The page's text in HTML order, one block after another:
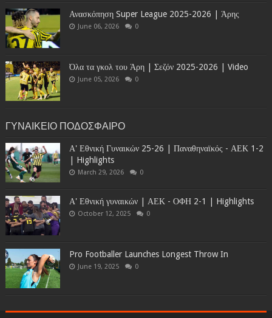
Ανασκόπηση Super League 2025-2026 | Άρης
June 06, 2026 0
Όλα τα γκολ του Άρη | Σεζόν 2025-2026 | Video
June 05, 2026 0
ΓΥΝΑΙΚΕΙΟ ΠΟΔΟΣΦΑΙΡΟ
Α' Εθνική Γυναικών 25-26 | Παναθηναϊκός - ΑΕΚ 1-2
| Highlights
March 29, 2026 0
Α' Εθνική γυναικών | ΑΕΚ - ΟΦΗ 2-1 | Highlights
October 12, 2025 0
Pro Footballer Launches Longest Throw In
June 19, 2025 0